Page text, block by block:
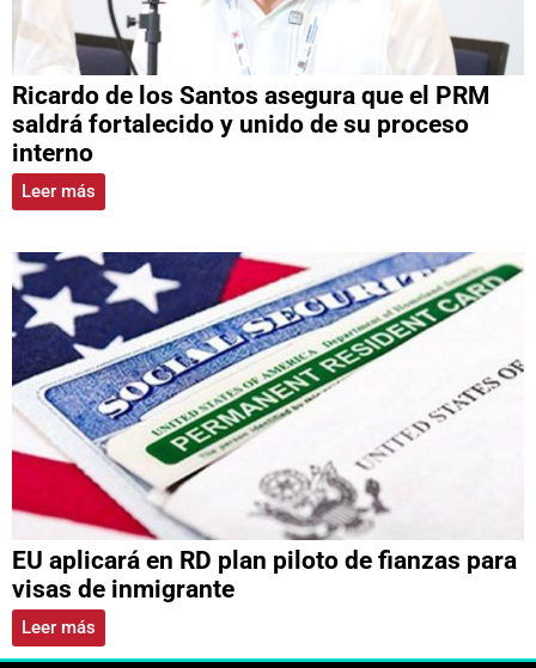
Ricardo de los Santos asegura que el PRM
saldrá fortalecido y unido de su proceso
interno
Leer más
EU aplicará en RD plan piloto de fianzas para
visas de inmigrante
Leer más